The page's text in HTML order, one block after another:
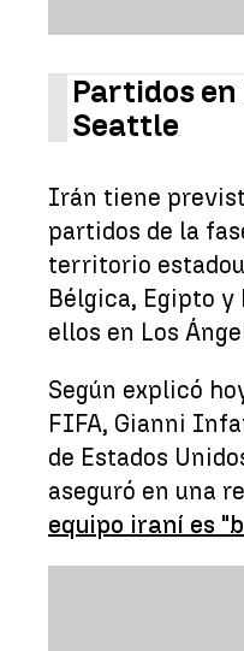
Partidos en
Seattle
Irán tiene
partidos de la
territorio
Bélgica, Egipto y
ellos en Los
Según explicó
FIFA, Gianni
de Estados
aseguró en una
equipo iraní es